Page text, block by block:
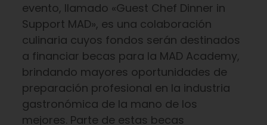
evento, llamado «Guest Chef Dinner in
Support MAD», es una colaboración
culinaria cuyos fondos serán destinados
a financiar becas para la MAD Academy,
brindando mayores oportunidades de
preparación profesional en la industria
gastronómica de la mano de los
mejores. Parte de estas becas